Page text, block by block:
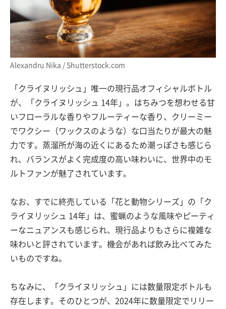
Alexandru Nika / Shutterstock.com
「クライヌリッシュ」唯一の現行品オフィシャルボトル
が、「クライヌリッシュ 14年」。はちみつを想わせる甘
いフローラルな香りやフルーティーな香り、クリーミー
でワクシー（ワックスのような）な口当たりが最大の魅
力です。蒸溜所が海の近くにあるため潮っぽさも感じら
れ、バランスがよく完成度の高い味わいに、世界中のモ
ルトファンが魅了されています。
なお、すでに終売している「花と動物シリーズ」の「ク
ライヌリッシュ 14年」は、蜜蝋のような風味やピーティ
ーなニュアンスも感じられ、現行品よりもさらに複雑な
味わいと評されています。機会があれば飲み比べてみた
いものですね。
ちなみに、「クライヌリッシュ」には数量限定ボトルも
存在します。そのひとつが、2024年に数量限定でリリー